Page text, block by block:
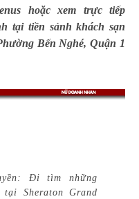
hoặc xem trực tiếp
tại tiền sảnh khách sạn
Bến Nghé, Quận 1
Đi tìm những
Sheraton Grand